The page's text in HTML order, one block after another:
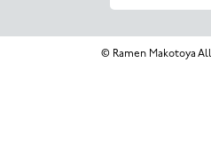
© Ramen Makotoya